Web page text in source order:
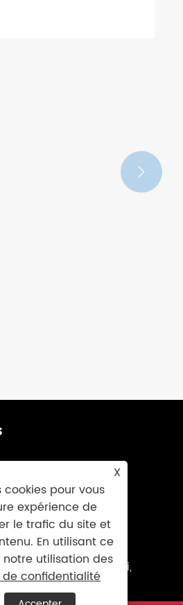

Yaoqian, ville d'Anhai,
Chine
X
cookies pour vous
expérience de
le trafic du site et
En utilisant ce
utilisation des
confidentialité